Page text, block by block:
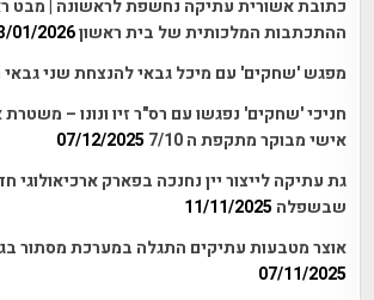
כתובת אשורית עתיקה נחשפת לראשונה | מבט
ההתכתבות המלכותית של בית ראשון01/2026
מפגש 'שחקים' עם מיכל גבאי להנצחת שני גבאי
חניכי 'שחקים' נפגשו עם רס"ר זיו ונונו – משטרת
אישי מבוקר מתקפת ה 7/10
07/12/2025
גת עתיקה לייצור יין נחנכה בפארק
שבשפלה 11/11/2025
אוצר מטבעות עתיקים התגלה במערכת מסתור
07/11/2025